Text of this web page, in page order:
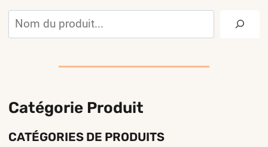
Rechercher
Catégorie Produit
CATÉGORIES DE PRODUITS